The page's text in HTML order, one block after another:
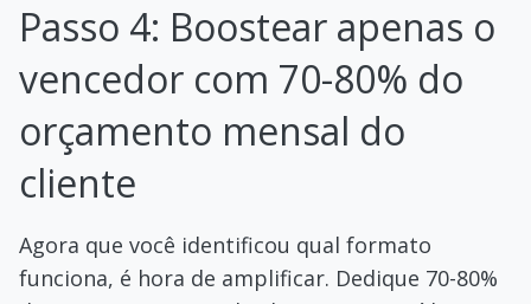
Passo 4: Boostear apenas o
vencedor com 70-80% do
orçamento mensal do
cliente
Agora que você identificou qual formato
funciona, é hora de amplificar. Dedique 70-80%